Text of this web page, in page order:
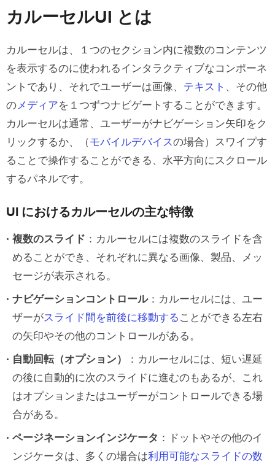
UI におけるカルーセルの主な特徴
カルーセル使う時
カルーセルの代わりに使うもの
カルーセルを避ける理由
代わりに選ぶべきもの
UXPin でカルーセルUI を作成する方法
方法１：UXPin を使う
ステップ１：カルーセルコンテナの
ステップ２：カルーセルコンテンツ
の追加
ステップ３：各スライドのステート
の作成
ロールの追加
ステップ５：自動トランジションの
ステップ６：プレビューとテスト
カルーセルUI とは
カルーセルは、１つのセクション内に複数のコンテンツ
を表示するのに使われるインタラクティブなコンポーネ
ントであり、それでユーザーは画像、 テキスト 、その他
のメディアを１つずつナビゲートすることができます。
カルーセルは通常、ユーザーがナビゲーション矢印をク
リックするか、（モバイルデバイスの場合）スワイプす
ることで操作することができる、水平方向にスクロール
するパネルです。
UI におけるカルーセルの主な特徴
複数のスライド ：カルーセルには複数のスライドを含
めることができ、それぞれに異なる画像、製品、メッ
セージが表示される。
ナビゲーションコントロール：カルーセルには、ユー
ザーがスライド間を前後に移動する ことができる左右
の矢印やその他のコントロールがある。
自動回転（オプション）
：カルーセルには、短い遅延
の後に自動的に次のスライドに進むのもあるが、これ
はオプションまたはユーザーがコントロールできる場
合がある。
ページネーションインジケータ ：ドットやその他のイ
ンジケータは、多くの場合は利用可能なスライドの数